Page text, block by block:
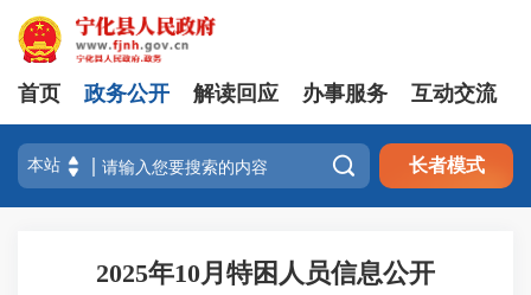
首页 政务公开 解读回应 办事服务 互动交流
 长者模式
2025年10月特困人员信息公开